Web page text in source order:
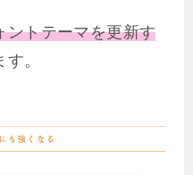
ントテーマを更新す
。